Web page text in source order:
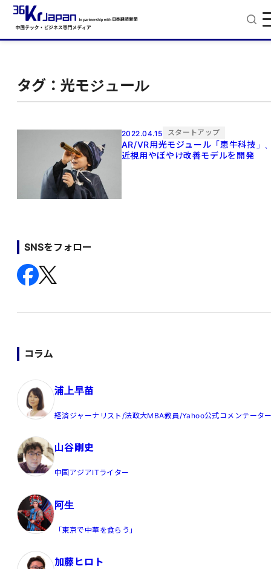
タグ：光モジュール
2022.04.15 スタートアップ
AR/VR用光モジュール「恵牛科技」
近視用やぼやけ改善モデルを開発
SNSをフォロー
コラム
浦上早苗
経済ジャーナリスト/法政大MBA教員/Yahoo公式コメンテータ
山谷剛史
中国アジアITライター
阿生
「東京で中華を食らう」
加藤ヒロト